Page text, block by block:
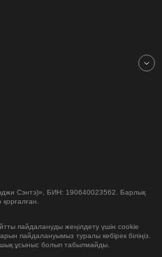
Сэнтэ)», БИН: 190640023562. Барлық
қорғалған.
пайдалануды жеңілдету үшін cookie
пайдалануымыз туралы көбірек біліңіз.
ұсыныс болып табылмайды.